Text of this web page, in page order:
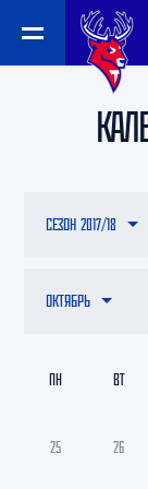
ОКТЯБРЬ
СЕЗОН 2017/18
25 26
ПН ВТ